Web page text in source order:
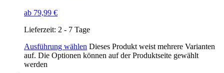
ab 79,99 €
Lieferzeit: 2 - 7 Tage
Ausführung wählen Dieses Produkt weist mehrere Varianten
auf. Die Optionen können auf der Produktseite gewählt
werden